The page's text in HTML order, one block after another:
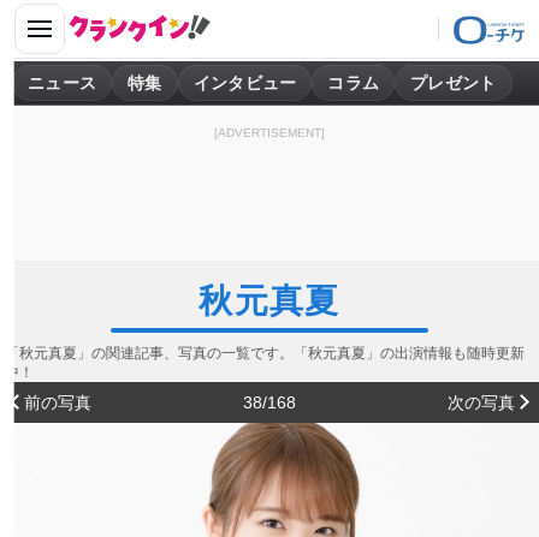
ニュース 特集 インタビュー コラム プレゼント
[ADVERTISEMENT]
秋元真夏
「秋元真夏」の関連記事、写真の一覧です。「秋元真夏」の出演情報も随時更新
中！
前の写真 38/168 次の写真